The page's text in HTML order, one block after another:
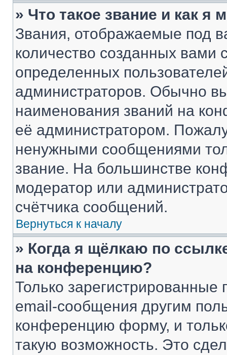
» Что такое звание и как я
Звания, отображаемые под
количество созданных
определенных
администраторов. Обычно
наименования званий на
её администратором.
ненужными сообщениями
звание. На большинстве
модератор или
счётчика сообщений.
Вернуться к началу
» Когда я щёлкаю по
на конференцию?
Только зарегистрированные
email-сообщения другим
конференцию форму, и
такую возможность. Это